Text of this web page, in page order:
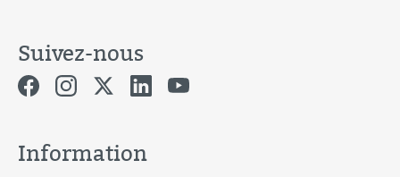
Suivez-nous
Information